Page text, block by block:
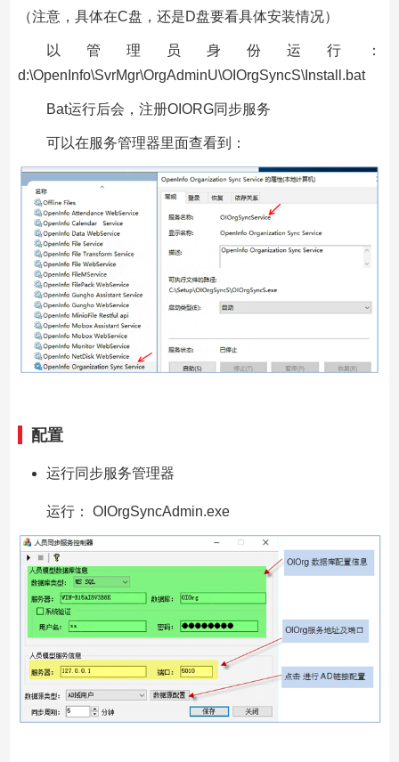
（注意，具体在C盘，还是D盘要看具体安装情况）
以管理员身份运行：
d:\OpenInfo\SvrMgr\OrgAdminU\OIOrgSyncS\Install.bat
Bat运行后会，注册OIORG同步服务
可以在服务管理器里面查看到：
配置
运行同步服务管理器
运行： OIOrgSyncAdmin.exe